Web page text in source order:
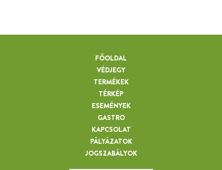
FŐOLDAL
VÉDJEGY
TERMÉKEK
TÉRKÉP
ESEMÉNYEK
GASTRO
KAPCSOLAT
PÁLYÁZATOK
JOGSZABÁLYOK